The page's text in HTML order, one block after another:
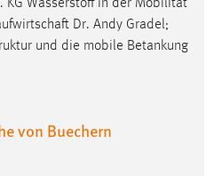
KG Wasserstoff in der Mobilität
Dr. Andy Gradel;
und die mobile Betankung
von Buechern